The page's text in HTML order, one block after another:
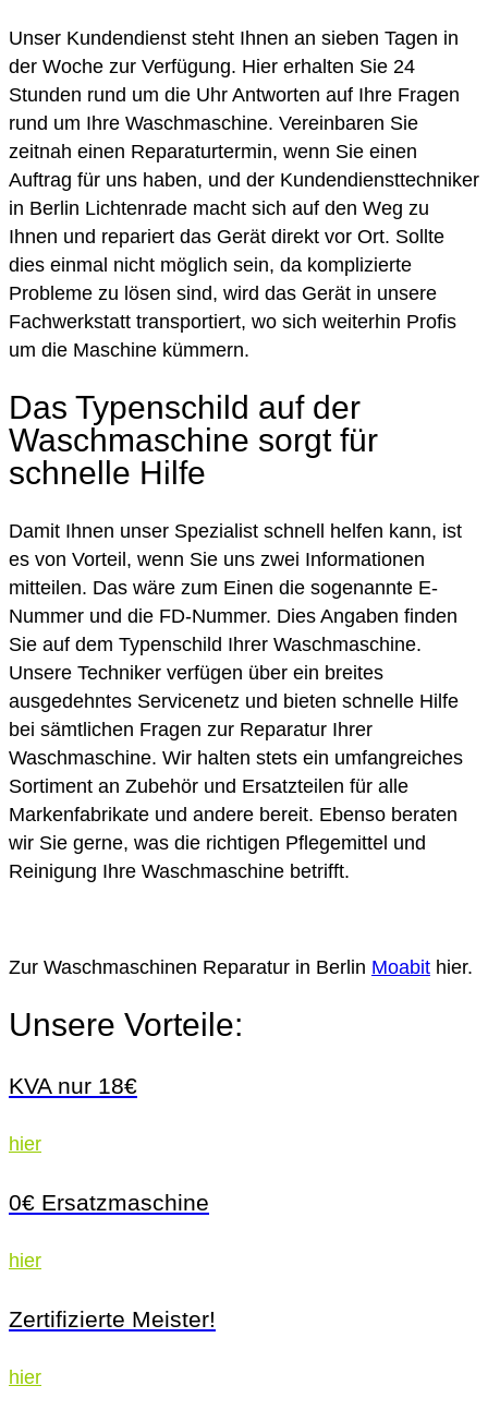
Unser Kundendienst steht Ihnen an sieben Tagen in
der Woche zur Verfügung. Hier erhalten Sie 24
Stunden rund um die Uhr Antworten auf Ihre Fragen
rund um Ihre Waschmaschine. Vereinbaren Sie
zeitnah einen Reparaturtermin, wenn Sie einen
Auftrag für uns haben, und der Kundendiensttechniker
in Berlin Lichtenrade macht sich auf den Weg zu
Ihnen und repariert das Gerät direkt vor Ort. Sollte
dies einmal nicht möglich sein, da komplizierte
Probleme zu lösen sind, wird das Gerät in unsere
Fachwerkstatt transportiert, wo sich weiterhin Profis
um die Maschine kümmern.
Das Typenschild auf der
Waschmaschine sorgt für
schnelle Hilfe
Damit Ihnen unser Spezialist schnell helfen kann, ist
es von Vorteil, wenn Sie uns zwei Informationen
mitteilen. Das wäre zum Einen die sogenannte E-
Nummer und die FD-Nummer. Dies Angaben finden
Sie auf dem Typenschild Ihrer Waschmaschine.
Unsere Techniker verfügen über ein breites
ausgedehntes Servicenetz und bieten schnelle Hilfe
bei sämtlichen Fragen zur Reparatur Ihrer
Waschmaschine. Wir halten stets ein umfangreiches
Sortiment an Zubehör und Ersatzteilen für alle
Markenfabrikate und andere bereit. Ebenso beraten
wir Sie gerne, was die richtigen Pflegemittel und
Reinigung Ihre Waschmaschine betrifft.
Zur Waschmaschinen Reparatur in Berlin Moabit hier.
Unsere Vorteile:
KVA nur 18€
hier
0€ Ersatzmaschine
hier
Zertifizierte Meister!
hier